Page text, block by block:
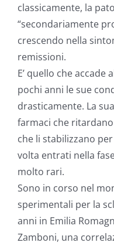
classicamente, la
“secondariamente
crescendo nella
remissioni.
E’ quello che accade
pochi anni le sue
drasticamente. La
farmaci che
che li stabilizzano
volta entrati nella
molto rari.
Sono in corso nel
sperimentali per la
anni in Emilia
Zamboni, una